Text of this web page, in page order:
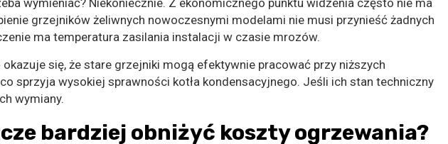
grzejników żeliwnych nowoczesnymi modelami nie musi przynieść żadnych
ma temperatura zasilania instalacji w czasie mrozów.
się, że stare grzejniki mogą efektywnie pracować przy niższych
sprzyja wysokiej sprawności kotła kondensacyjnego. Jeśli ich stan techniczny
wymiany.
bardziej obniżyć koszty ogrzewania?